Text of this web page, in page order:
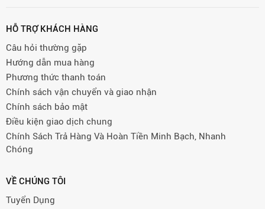
HỖ TRỢ KHÁCH HÀNG
Câu hỏi thường gặp
Hướng dẫn mua hàng
Phương thức thanh toán
Chính sách vận chuyển và giao nhận
Chính sách bảo mật
Điều kiện giao dịch chung
Chính Sách Trả Hàng Và Hoàn Tiền Minh Bạch, Nhanh
Chóng
VỀ CHÚNG TÔI
Tuyển Dụng